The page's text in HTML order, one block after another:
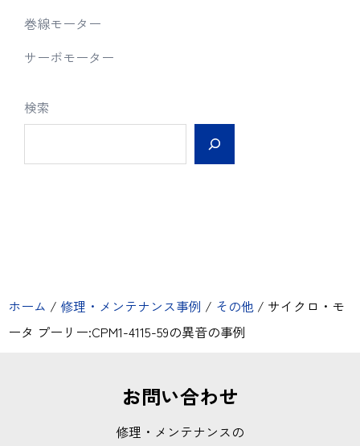
巻線モーター
サーボモーター
検索
ホーム / 修理・メンテナンス事例 / その他 / サイクロ・モ
ータ プーリー:CPM1-4115-59の異音の事例
お問い合わせ
修理・メンテナンスの